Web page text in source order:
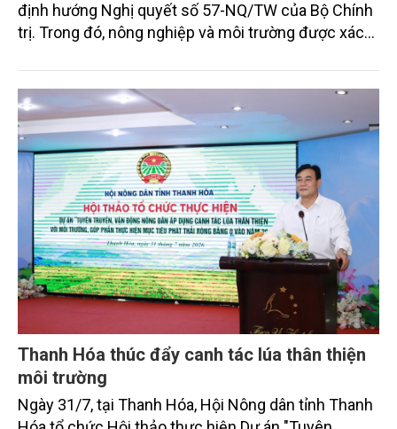
định hướng Nghị quyết số 57-NQ/TW của Bộ Chính
trị. Trong đó, nông nghiệp và môi trường được xác
sắc bởi các tiến bộ công nghệ và cam kết bền vững
toàn cầu, đặc biệt là mục tiêu đưa phát thải ròng
bằng 0 (Net-Zero) vào năm 2050.
Thanh Hóa thúc đẩy canh tác lúa thân thiện
môi trường
Ngày 31/7, tại Thanh Hóa, Hội Nông dân tỉnh Thanh